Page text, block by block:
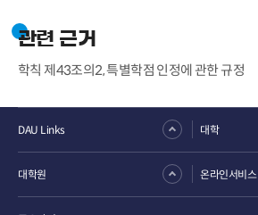
관련 근거
학칙 제43조의2, 특별학점 인정에 관한 규정
DAU Links 대학
대학원 온라인서비스